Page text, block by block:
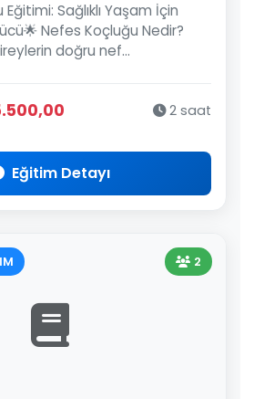
Sağlıklı Yaşam İçin
Nefes Koçluğu Nedir?
doğru nef...
2 saat
Eğitim Detayı
2